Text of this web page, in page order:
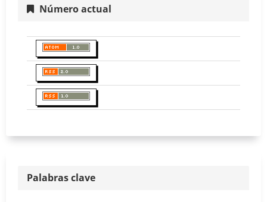
Número actual
Palabras clave